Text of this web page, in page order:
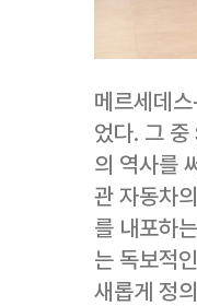
메르세데
었다. 그
의 역사를
관 자동차
를 내포하
는 독보적
새롭게 정